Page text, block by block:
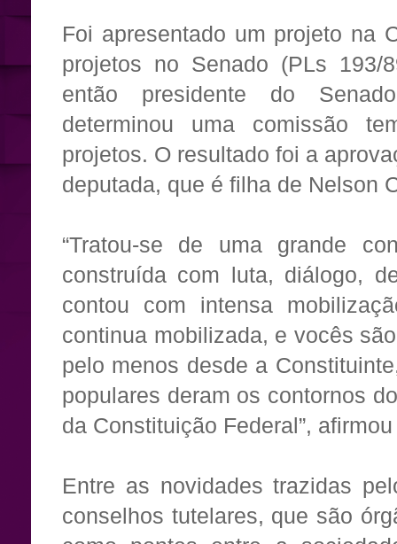
Foi apresentado um projeto na
projetos no Senado (PLs
então presidente do
determinou uma comissão
projetos. O resultado foi a
deputada, que é filha de Nelson
“Tratou-se de uma grande
construída com luta, diálogo,
contou com intensa
continua mobilizada, e vocês
pelo menos desde a
populares deram os contornos
da Constituição Federal”,
Entre as novidades trazidas
conselhos tutelares, que são